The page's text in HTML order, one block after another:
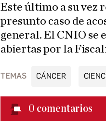
Este último a su vez
presunto caso de
general. El CNIO se
abiertas por la
TEMAS CÁNCER
0 comentarios